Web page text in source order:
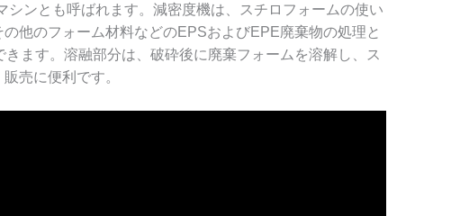
ンとも呼ばれます。減密度機は、スチロフォームの使い
他のフォーム材料などのEPSおよびEPE廃棄物の処理と
ます。溶融部分は、破砕後に廃棄フォームを溶解し、ス
販売に便利です。